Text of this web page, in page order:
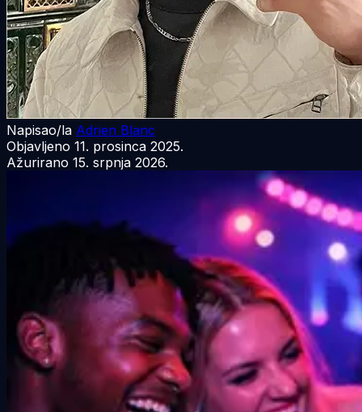
Napisao/la Adrien Blanc
Objavljeno 11. prosinca 2025.
Ažurirano 15. srpnja 2026.